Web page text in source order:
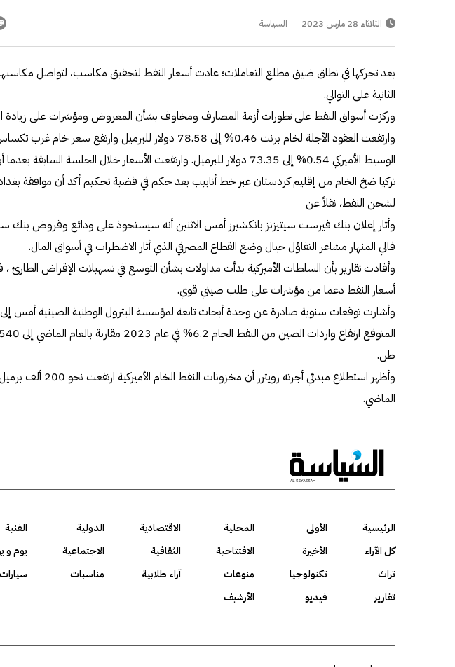
الثلاثاء 28 مارس 2023 السياسة
بعد تحركها في نطاق ضيق مطلع التعاملات؛ عادت أسعار النفط لتحقيق مكاسب، لتواصل
الثانية على التوالي.
وركزت أسواق النفط على تطورات أزمة المصارف ومخاوف بشأن المعروض ومؤشرات على زيادة
وارتفعت العقود الآجلة لخام برنت 0.46% إلى 78.58 دولار للبرميل وارتفع سعر خام غرب
الوسيط الأميركي 0.54% إلى 73.35 دولار للبرميل. وارتفعت الأسعار خلال الجلسة السابقة
تركيا ضخ الخام من إقليم كردستان عبر خط أنابيب بعد حكم في قضية تحكيم أكد أن موافقة
لشحن النفط، نقلاً عن
وأثار إعلان بنك فيرست سيتيزنز بانكشيرز أمس الاثنين أنه سيستحوذ على ودائع وقروض بنك
فالي المنهار مشاعر التفاؤل حيال وضع القطاع المصرفي الذي أثار الاضطراب في أسواق المال.
وأفادت تقارير بأن السلطات الأميركية بدأت مداولات بشأن التوسع في تسهيلات الإقراض الطارئ ،
أسعار النفط دعما من مؤشرات على طلب صيني قوي.
وأشارت توقعات سنوية صادرة عن وحدة أبحاث تابعة لمؤسسة البترول الوطنية الصينية أمس
طن.
وأظهر استطلاع مبدئي أجرته رويترز أن مخزونات
الماضي.
الرئيسية الأولى المحلية الاقتصادية الدولية الفنية
كل الآراء
الأخيرة الافتتاحية الثقافية الاجتماعية يوم و
تراث
تكنولوجيا منوعات آراء طلابية مناسبات سيارات
تقارير
فيديو الأرشيف